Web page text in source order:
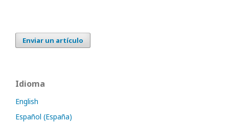
Enviar un artículo
Idioma
English
Español (España)